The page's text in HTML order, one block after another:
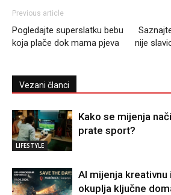
Previous article
Pogledajte superslatku bebu
koja plače dok mama pjeva
nije
Vezani članci
LIFESTYLE
Kako se mijenja
prate sport?
AI mijenja
okuplja ključne